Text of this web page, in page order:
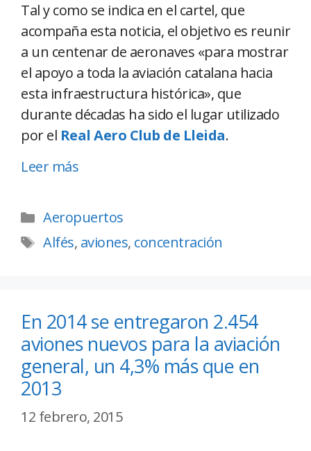
Tal y como se indica en el cartel, que
acompaña esta noticia, el objetivo es reunir
a un centenar de aeronaves «para mostrar
el apoyo a toda la aviación catalana hacia
esta infraestructura histórica», que
durante décadas ha sido el lugar utilizado
por el Real Aero Club de Lleida.
Leer más
Aeropuertos
Alfés, aviones, concentración
En 2014 se entregaron 2.454
aviones nuevos para la aviación
general, un 4,3% más que en
2013
12 febrero, 2015